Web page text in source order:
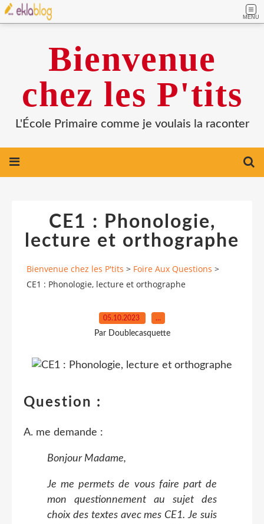
MENU
Bienvenue
chez les P'tits
L'École Primaire comme je voulais la raconter
CE1 : Phonologie,
lecture et orthographe
Bienvenue chez les P'tits > Foire Aux Questions >
CE1 : Phonologie, lecture et orthographe
05.10.2023 …
Par Doublecasquette
Question :
A. me demande :
Bonjour Madame,
Je me permets de vous faire part de
mon questionnement au sujet des
choix des textes avec mes CE1. Je suis